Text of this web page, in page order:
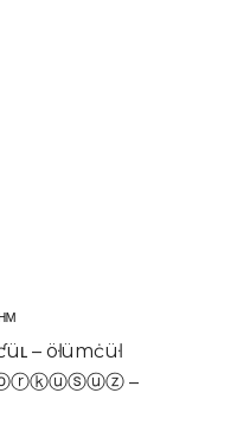
– öŀümċüŀ
ⓚⓞⓡⓚⓤⓢⓤⓩ –